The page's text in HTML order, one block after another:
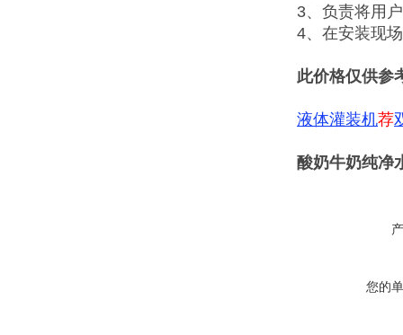
3、负责将用
4、在安装现
此价格仅供参
液体灌装机荐
酸奶牛奶纯净
您的